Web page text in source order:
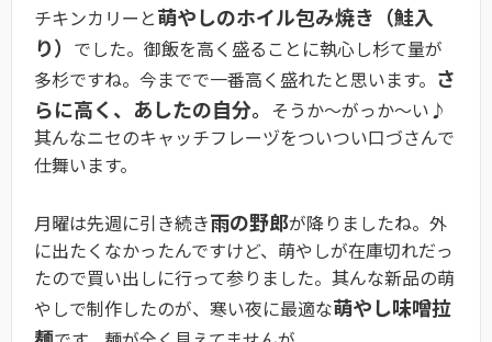
チキンカリーと萌やしのホイル包み焼き（鮭入
り） でした。御飯を高く盛ることに執心し杉て量が
多杉ですね。今までで一番高く盛れたと思います。 さ
らに高く、あしたの自分。 そうか〜がっか〜い♪
其んなニセのキャッチフレーヅをついつい口づさんで
仕舞います。
月曜は先週に引き続き雨の野郎が降りましたね。外
に出たくなかったんですけど、萌やしが在庫切れだっ
たので買い出しに行って参りました。其んな新品の萌
やしで制作したのが、寒い夜に最適な萌やし味噌拉